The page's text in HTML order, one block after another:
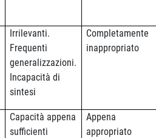
Irrilevanti.
Frequenti
generalizzazioni.
Incapacità di
sintesi
Completamente
inappropriato
Capacità appena
sufficienti
Appena
appropriato